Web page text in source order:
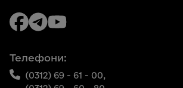
Телефони:
(0312) 69 - 61 - 00,